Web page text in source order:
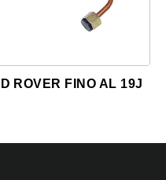
ROVER FINO AL 19J